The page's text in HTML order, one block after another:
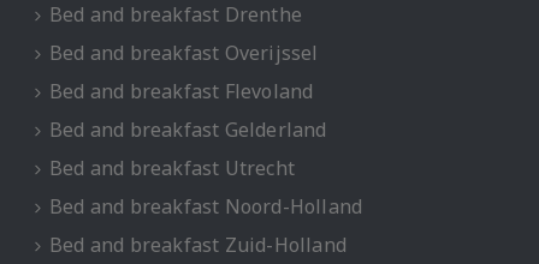
Bed and breakfast Drenthe
Bed and breakfast Overijssel
Bed and breakfast Flevoland
Bed and breakfast Gelderland
Bed and breakfast Utrecht
Bed and breakfast Noord-Holland
Bed and breakfast Zuid-Holland